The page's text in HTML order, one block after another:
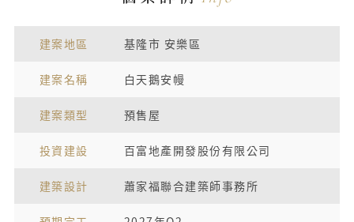
建案地區 基隆市 安樂區
建案名稱 白天鵝安幔
建案類型 預售屋
投資建設 百富地產開發股份有限公司
建築設計 蕭家福聯合建築師事務所